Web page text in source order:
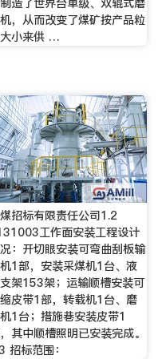
造了世界台单级、双辊式磨
，从而改变了煤矿按产品粒
小来供 …
招标有限责任公司1.2
工作面安装工程设计
：开切眼安装可弯曲刮板输
1部，安装采煤机1台、液
架153架；运输顺槽安装可
皮带1部，转载机1台、磨
1台；措施巷安装皮带1
其中顺槽照明已安装完成。
招标范围：